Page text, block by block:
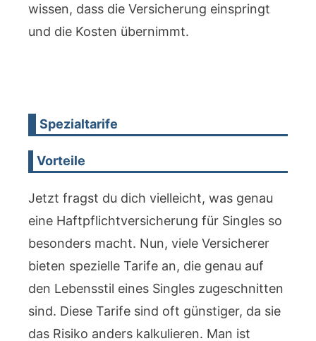
wissen, dass die Versicherung einspringt
und die Kosten übernimmt.
Spezialtarife
Vorteile
Jetzt fragst du dich vielleicht, was genau
eine Haftpflichtversicherung für Singles so
besonders macht. Nun, viele Versicherer
bieten spezielle Tarife an, die genau auf
den Lebensstil eines Singles zugeschnitten
sind. Diese Tarife sind oft günstiger, da sie
das Risiko anders kalkulieren. Man ist